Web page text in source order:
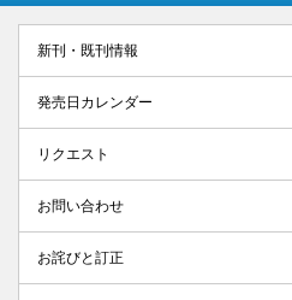
新刊・既刊情報
発売日カレンダー
リクエスト
お問い合わせ
お詫びと訂正